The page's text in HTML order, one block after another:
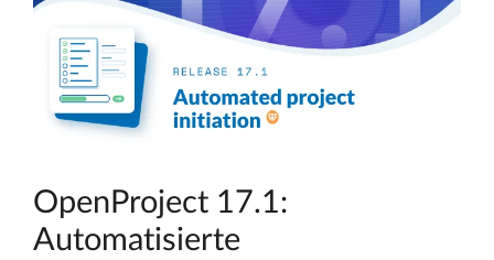
OpenProject 17.1:
Automatisierte